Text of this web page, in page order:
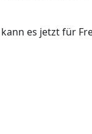
es jetzt für